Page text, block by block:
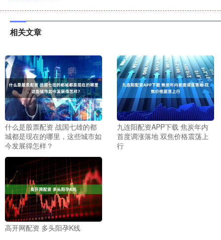
相关文章
什么是股票配资 战国七雄的都
城都是现在的哪里，这些城市如
今发展得怎样？
九连阳配资APP下载 焦炭年内
首度调涨落地 双焦价格震荡上
行
高开网配资 多头阳孕K线